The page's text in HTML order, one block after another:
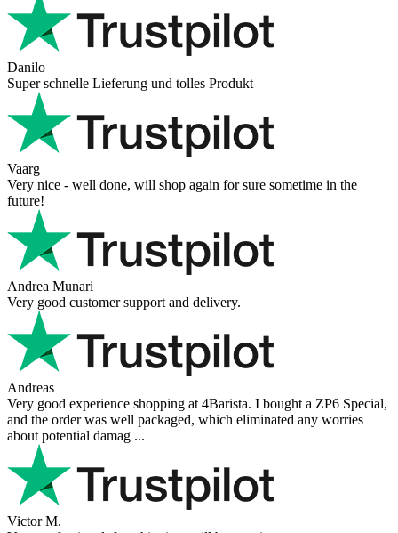
Danilo
Super schnelle Lieferung und tolles Produkt
Vaarg
Very nice - well done, will shop again for sure sometime in the
future!
Andrea Munari
Very good customer support and delivery.
Andreas
Very good experience shopping at 4Barista. I bought a ZP6 Special,
and the order was well packaged, which eliminated any worries
about potential damag ...
Victor M.